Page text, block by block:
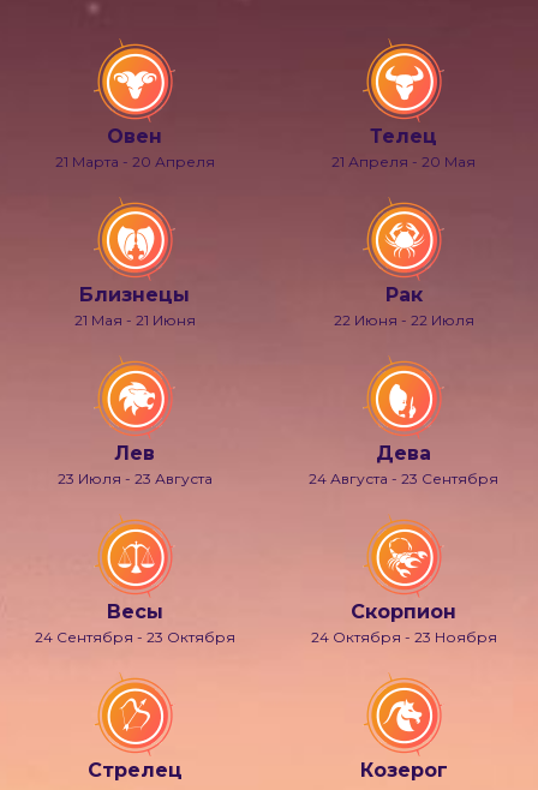
Овен
21 Марта - 20 Апреля
Телец
21 Апреля - 20 Мая
Близнецы
21 Мая - 21 Июня
Рак
22 Июня - 22 Июля
Лев
23 Июля - 23 Августа
Дева
24 Августа - 23 Сентября
Весы
24 Сентября - 23 Октября
Скорпион
24 Октября - 23 Ноября
Стрелец Козерог